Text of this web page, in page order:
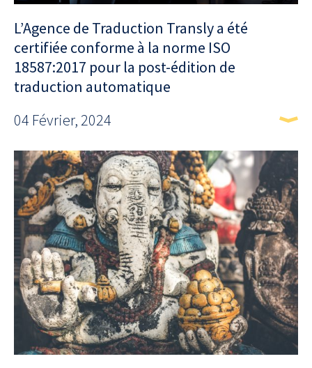
L’Agence de Traduction Transly a été
certifiée conforme à la norme ISO
18587:2017 pour la post-édition de
traduction automatique
04 Février, 2024